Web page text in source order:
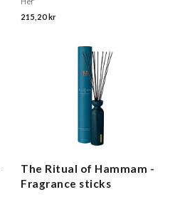
215,20 kr
The Ritual of Hammam -
Fragrance sticks